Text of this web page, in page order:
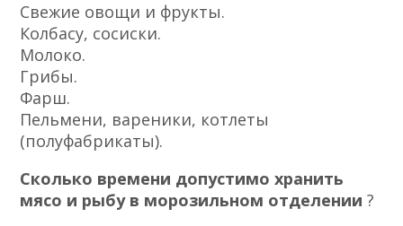
Свежие овощи и фрукты.
Колбасу, сосиски.
Молоко.
Грибы.
Фарш.
Пельмени, вареники, котлеты
(полуфабрикаты).
Сколько времени допустимо хранить
мясо и рыбу в морозильном отделении?